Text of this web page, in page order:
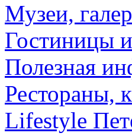
Музеи,
Гостиницы
Полезная
Рестораны,
Lifestyle